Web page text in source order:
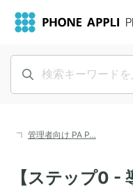
管理者向け PA P…
【ステップ0 -